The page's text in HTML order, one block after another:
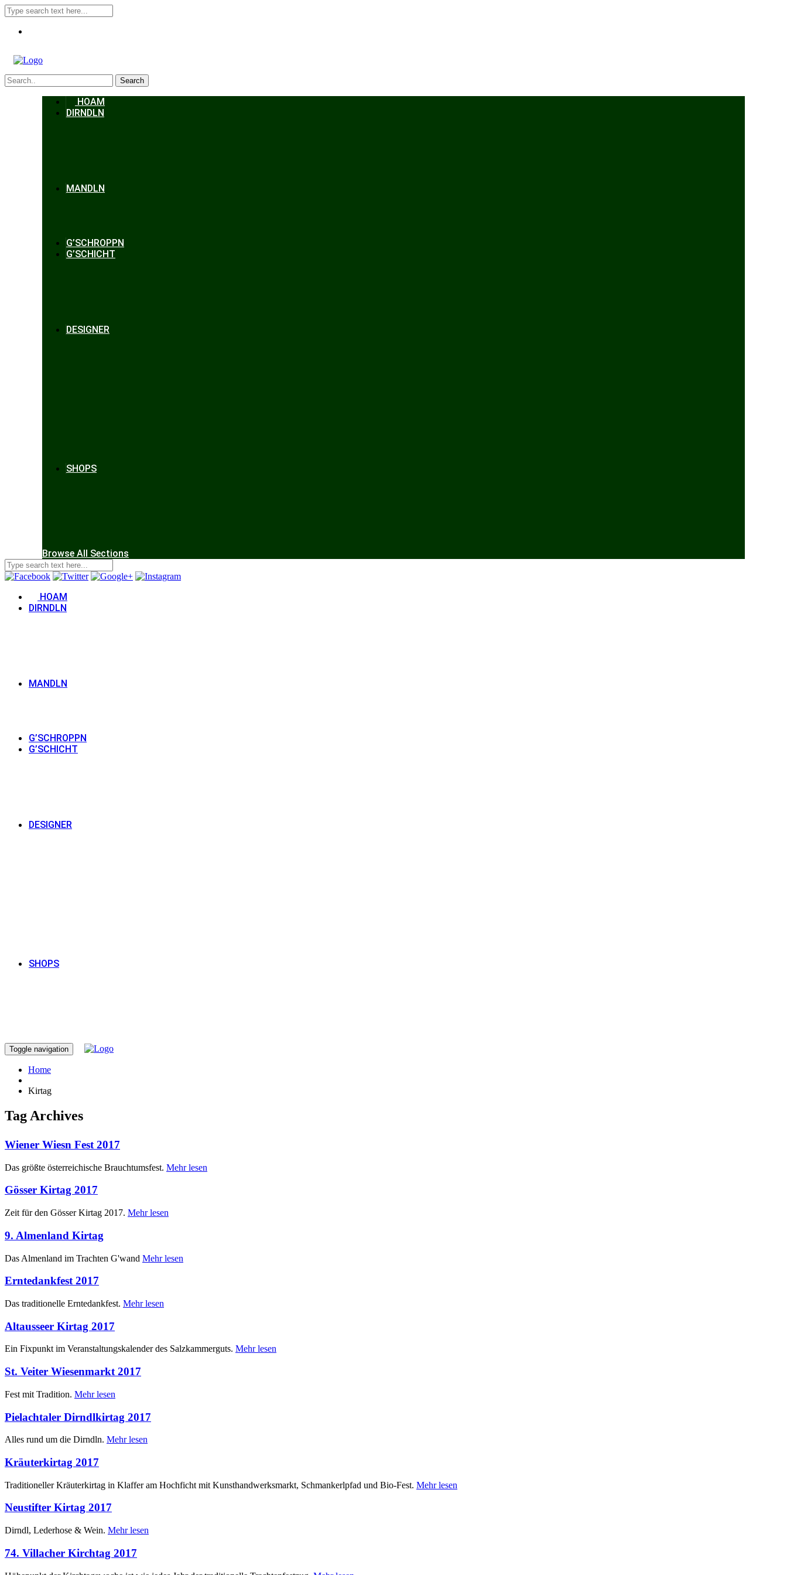
Search
HOAM
DIRNDLN
MANDLN
G’SCHROPPN
G’SCHICHT
DESIGNER
SHOPS
Browse All Sections
HOAM
DIRNDLN
MANDLN
G’SCHROPPN
G’SCHICHT
DESIGNER
SHOPS
Toggle navigation
Home
Kirtag
Tag Archives
Wiener Wiesn Fest 2017
Das größte österreichische Brauchtumsfest. Mehr lesen
Gösser Kirtag 2017
Zeit für den Gösser Kirtag 2017. Mehr lesen
9. Almenland Kirtag
Das Almenland im Trachten G'wand Mehr lesen
Erntedankfest 2017
Das traditionelle Erntedankfest. Mehr lesen
Altausseer Kirtag 2017
Ein Fixpunkt im Veranstaltungskalender des Salzkammerguts. Mehr lesen
St. Veiter Wiesenmarkt 2017
Fest mit Tradition. Mehr lesen
Pielachtaler Dirndlkirtag 2017
Alles rund um die Dirndln. Mehr lesen
Kräuterkirtag 2017
Traditioneller Kräuterkirtag in Klaffer am Hochficht mit Kunsthandwerksmarkt, Schmankerlpfad und Bio-Fest. Mehr lesen
Neustifter Kirtag 2017
Dirndl, Lederhose & Wein. Mehr lesen
74. Villacher Kirchtag 2017